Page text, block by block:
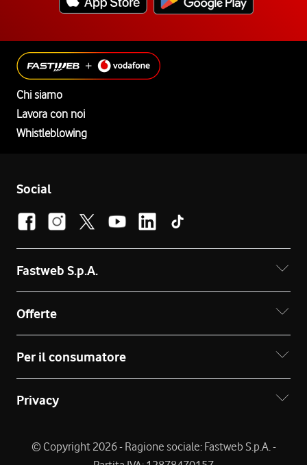
Chi siamo
Lavora con noi
Whistleblowing
Social
Fastweb S.p.A.
Offerte
Per il consumatore
Privacy
© Copyright 2026 - Ragione sociale: Fastweb S.p.A. -